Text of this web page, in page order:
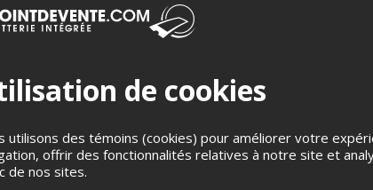
quatre performances musicales électroniques
dans l’acte d’écoute. Présentée dans
soirée vous permettra de personnaliser votre expérience
de cookies
utilisons des témoins (cookies) pour améliorer votre
offrir des fonctionnalités relatives à notre site et
de nos sites.